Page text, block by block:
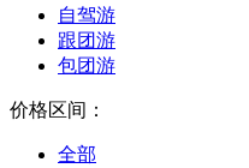
自驾游
跟团游
包团游
价格区间：
全部